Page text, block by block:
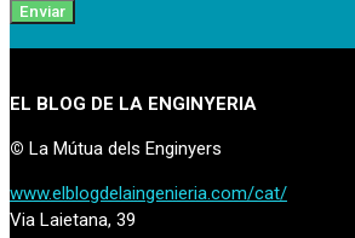
Enviar
EL BLOG DE LA ENGINYERIA
© La Mútua dels Enginyers
www.elblogdelaingenieria.com/cat/
Via Laietana, 39